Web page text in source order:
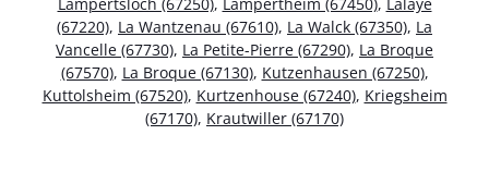
(67220), La Wantzenau (67610), La Walck (67350), La
Vancelle (67730), La Petite-Pierre (67290), La Broque
(67570), La Broque (67130), Kutzenhausen (67250),
Kuttolsheim (67520), Kurtzenhouse (67240), Kriegsheim
(67170), Krautwiller (67170)